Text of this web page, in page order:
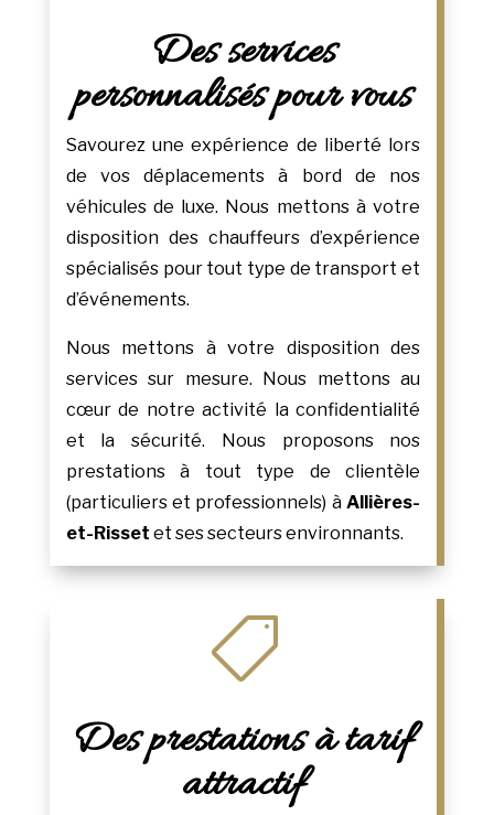
Des services
personnalisés pour vous
Savourez une expérience de liberté lors
de vos déplacements à bord de nos
véhicules de luxe. Nous mettons à votre
disposition des chauffeurs d’expérience
spécialisés pour tout type de transport et
d’événements.
Nous mettons à votre disposition des
services sur mesure. Nous mettons au
cœur de notre activité la confidentialité
et la sécurité. Nous proposons nos
prestations à tout type de clientèle
(particuliers et professionnels) àAllières-
et-Risset et ses secteurs environnants.

Des prestations à tarif
attractif